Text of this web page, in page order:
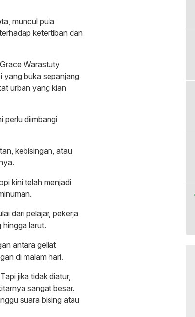
muncul pula
ketertiban dan
Warastuty
yang buka sepanjang
urban yang kian
perlu diimbangi
kebisingan, atau
kini telah menjadi
dari pelajar, pekerja
larut.
antara geliat
di malam hari.
jika tidak diatur,
sangat besar.
suara bising atau